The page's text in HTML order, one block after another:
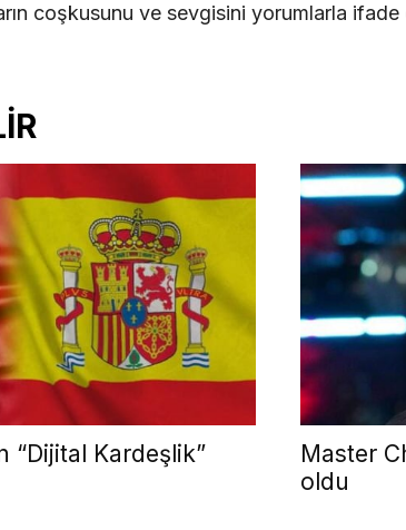
coşkusunu ve sevgisini yorumlarla ifade
“Dijital Kardeşlik”
Master
oldu